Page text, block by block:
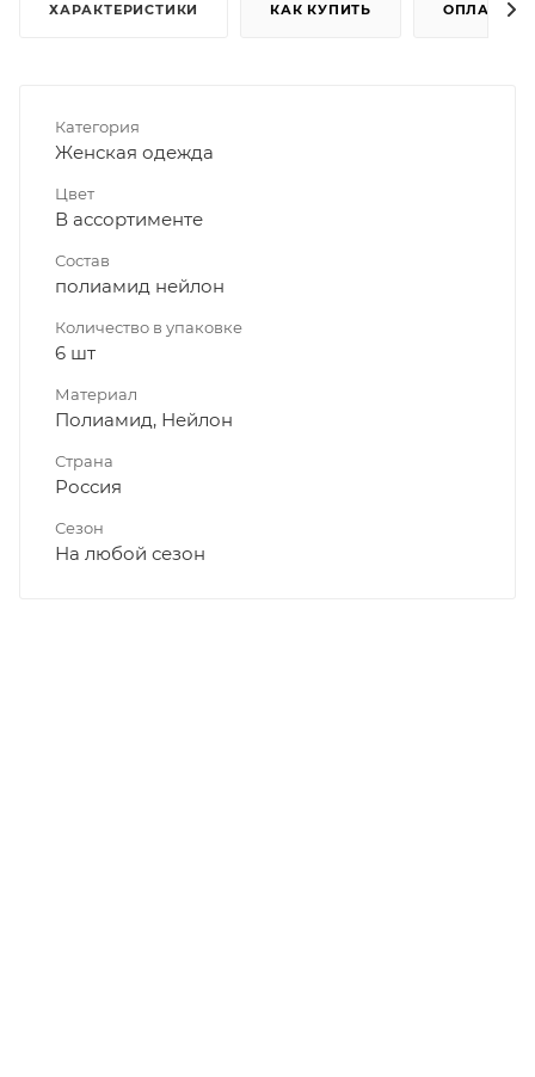
ХАРАКТЕРИСТИКИ КАК КУПИТЬ ОПЛАТА
Категория
Женская одежда
Цвет
В ассортименте
Состав
полиамид нейлон
Количество в упаковке
6 шт
Материал
Полиамид, Нейлон
Страна
Россия
Сезон
На любой сезон